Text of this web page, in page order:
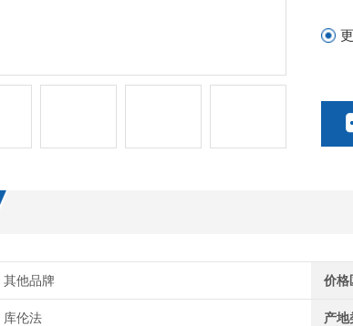
其他品牌 价格
库伦法 产地